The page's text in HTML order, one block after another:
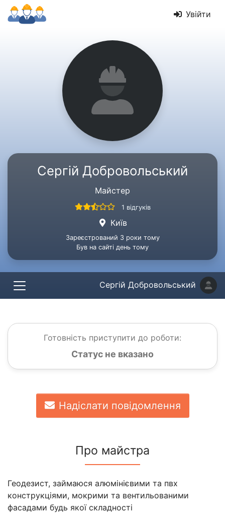
Увійти
Сергій Добровольський
Майстер
1 відгуків
Київ
Зареєстрований 3 роки тому
Був на сайті день тому
Сергій Добровольський
Готовність приступити до роботи:
Статус не вказано
Надіслати повідомлення
Про майстра
Геодезист, займаюся алюмінієвими та пвх
конструкціями, мокрими та вентильованими
фасадами будь якої складності